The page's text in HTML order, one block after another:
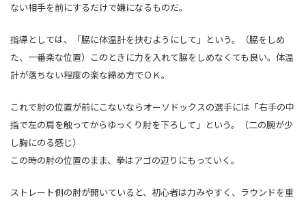
ない相手を前にするだけで嫌になるものだ。
指導としては、「脇に体温計を挟むようにして」という。（脇をしめ
た、一番楽な位置）このときに力を入れて脇をしめなくても良い。体温
計が落ちない程度の楽な締め方でＯＫ。
これで肘の位置が前にこないならオーソドックスの選手には「右手の中
指で左の肩を触ってからゆっくり肘を下ろして」という。（二の腕が少
し胸にのる感じ）
この時の肘の位置のまま、拳はアゴの辺りにもっていく。
ストレート側の肘が開いていると、初心者は力みやすく、ラウンドを重